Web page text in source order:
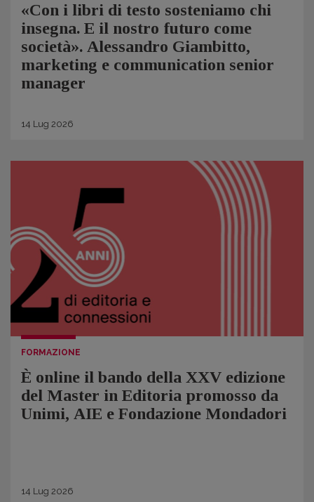
«Con i libri di testo sosteniamo chi
insegna. E il nostro futuro come
società». Alessandro Giambitto,
marketing e communication senior
manager
14 Lug 2026
FORMAZIONE
È online il bando della XXV edizione
del Master in Editoria promosso da
Unimi, AIE e Fondazione Mondadori
14 Lug 2026